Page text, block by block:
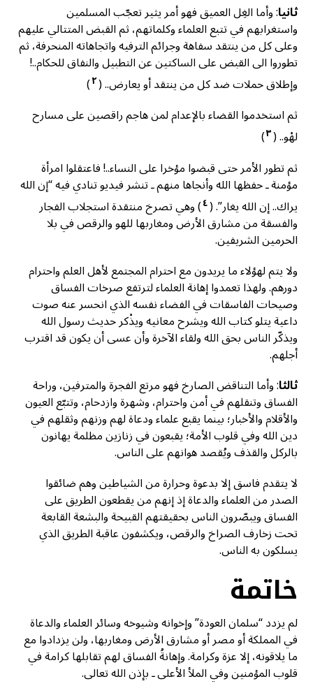
ثانيا: وأما الغِل العميق فهو أمر يثير تعجّب المسلمين
واستغرابهم في تتبع العلماء وكلماتهم، ثم القبض المتتالي عليهم
وعلى كل من ينتقد سفاهة وجرائم الترفيه واتجاهاته المنحرفة، ثم
تطوروا الى القبض على الساكتين عن التطبيل والنفاق للحكام..!
وإطلاق حملات ضد كل من ينتقد أو يعارض.. (٢)
ثم استخدموا القضاء بالإعدام لمن هاجم راقصين على مسارح
لهْو.. (٣)
ثم تطور الأمر حتى قبضوا مؤخرا على النساء..! فاعتقلوا امرأة
مؤمنة ـ حفظها الله وأنجاها منهم ـ تنشر فيديو تنادي فيه “إن الله
يراك.. إن الله يغار”. (٤) وهي تصرخ منتقدة استجلاب الفجار
والفسقة من مشارق الأرض ومغاربها للهو والرقص في بلا
الحرمين الشريفين.
ولا يتم لهؤلاء ما يريدون مع احترام المجتمع لأهل العلم واحترام
دورهم. ولهذا تعمدوا إهانة العلماء لترتفع صرخات الفساق
وصيحات الفاسقات في الفضاء نفسه الذي انحسر عنه صوت
داعية يتلو كتاب الله ويشرح معانيه ويذْكر حديث رسول الله
ويذكّر الناس بحق الله ولقاء الآخرة وأن عسى أن يكون قد اقترب
أجلهم.
ثالثا: وأما التناقض الصارخ فهو مرتع الفجرة والمترفين، وراحة
الفساق وتنقلهم في أمن واحترام، وشهرة وازدحام، وتتبّع العيون
والأقلام والأخبار؛ بينما يقبع علماء ودعاة لهم وزنهم وثقلهم في
دين الله وفي قلوب الأمة؛ يقبعون في زنازين مظلمة يهانون
بالركل والقذف ويُقصد هوانهم على الناس.
لا يتقدم فاسق إلا بدعوة وحرارة من الشياطين وهم ضائقوا
الصدر من العلماء والدعاة إذ إنهم من يقطعون الطريق على
الفساق ويبصّرون الناس بحقيقتهم القبيحة والبشعة القابعة
تحت زخارف الصراخ والرقص، ويكشفون عاقبة الطريق الذي
يسلكون به الناس.
خاتمة
لم يزدد “سلمان العودة” وإخوانه وشيوخه وسائر العلماء والدعاة
في المملكة أو مصر أو مشارق الأرض ومغاربها، ولن يزدادوا مع
ما يلاقونه، إلا عزة وكرامة. وإهانةُ الفساق لهم تقابلها كرامة في
قلوب المؤمنين وفي الملأ الأعلى ـ بإذن الله تعالى.